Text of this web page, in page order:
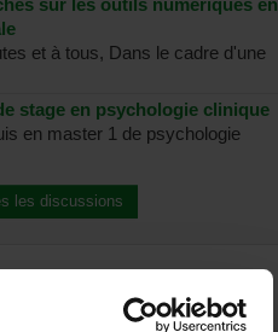
sur les outils numériques en
et à tous, Dans le cadre d'une
stage en psychologie clinique
en master 1 de psychologie
les discussions